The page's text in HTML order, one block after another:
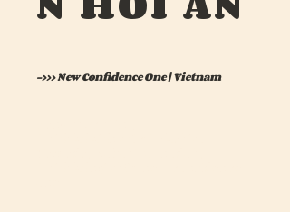
->>> New Confidence One | Vietnam